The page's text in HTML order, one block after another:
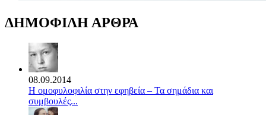
ΔΗΜΟΦΙΛΗ ΑΡΘΡΑ
08.09.2014
Η ομοφυλοφιλία στην εφηβεία – Τα σημάδια και
συμβουλές...